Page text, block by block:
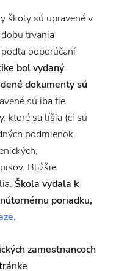
školy sú upravené v
trvania
odporúčaní
bol vydaný
dokumenty sú
sú iba tie
ktoré sa líšia (či sú
podmienok
Bližšie
Škola vydala k
poriadku,
zamestnancoch